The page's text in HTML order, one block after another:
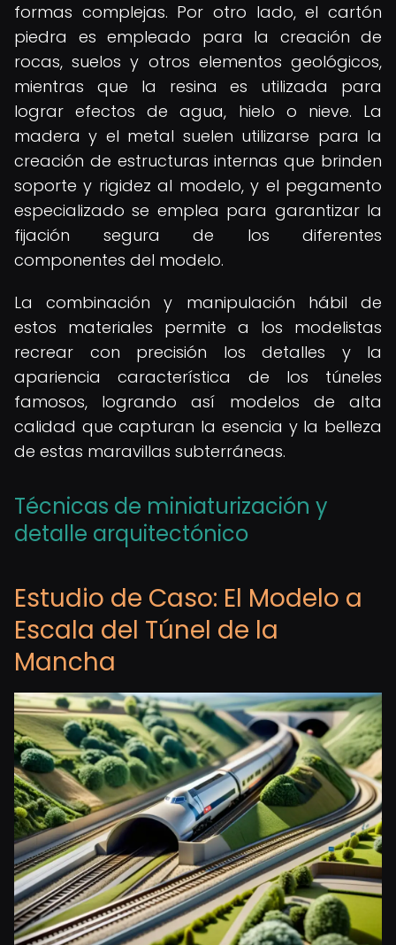
formas complejas. Por otro lado, el cartón
piedra es empleado para la creación de
rocas, suelos y otros elementos geológicos,
mientras que la resina es utilizada para
lograr efectos de agua, hielo o nieve. La
madera y el metal suelen utilizarse para la
creación de estructuras internas que brinden
soporte y rigidez al modelo, y el pegamento
especializado se emplea para garantizar la
fijación segura de los diferentes
componentes del modelo.
La combinación y manipulación hábil de
estos materiales permite a los modelistas
recrear con precisión los detalles y la
apariencia característica de los túneles
famosos, logrando así modelos de alta
calidad que capturan la esencia y la belleza
de estas maravillas subterráneas.
Técnicas de miniaturización y
detalle arquitectónico
Estudio de Caso: El Modelo a
Escala del Túnel de la
Mancha